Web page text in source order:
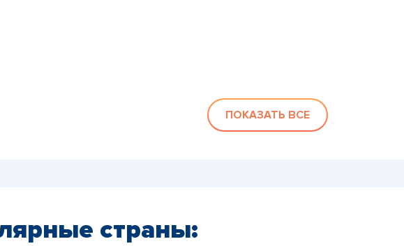
ПОКАЗАТЬ ВСЕ
страны: